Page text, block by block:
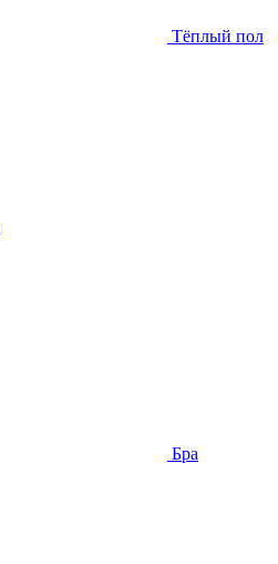
Тёплый пол
Бра